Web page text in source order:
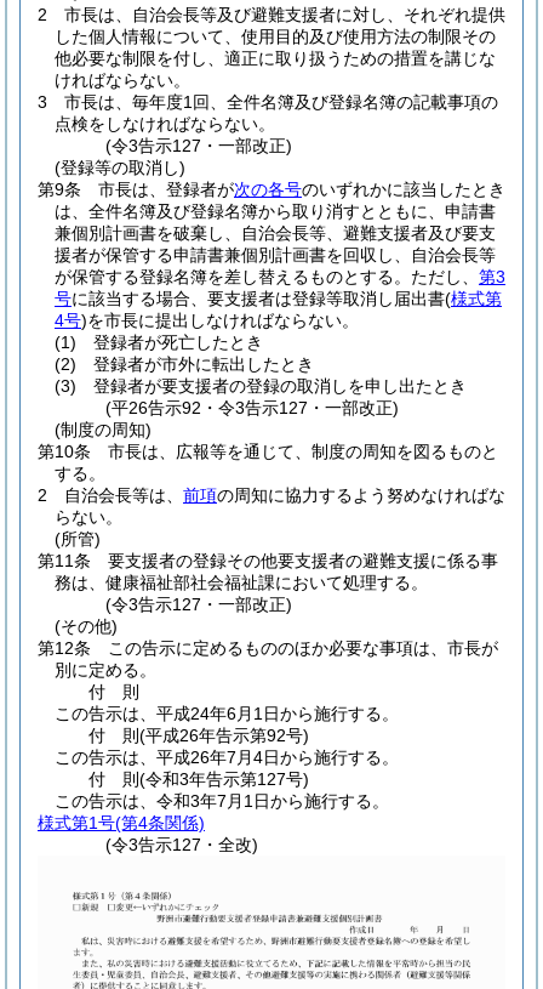
2
市長は、自治会長等及び避難支援者に対し、それぞれ提供
した個人情報について、使用目的及び使用方法の制限その
他必要な制限を付し、適正に取り扱うための措置を講じな
ければならない。
3
市長は、毎年度1回、全件名簿及び登録名簿の記載事項の
点検をしなければならない。
(令3告示127・一部改正)
(登録等の取消し)
第9条
市長は、登録者が次の各号のいずれかに該当したとき
は、全件名簿及び登録名簿から取り消すとともに、申請書
兼個別計画書を破棄し、自治会長等、避難支援者及び要支
援者が保管する申請書兼個別計画書を回収し、自治会長等
が保管する登録名簿を差し替えるものとする。 ただし、 第3
号に該当する場合、要支援者は登録等取消し届出書(様式第
4号)を市長に提出しなければならない。
(1)
登録者が死亡したとき
(2)
登録者が市外に転出したとき
(3)
登録者が要支援者の登録の取消しを申し出たとき
(平26告示92・令3告示127・一部改正)
(制度の周知)
第10条
市長は、広報等を通じて、制度の周知を図るものと
する。
2
自治会長等は、 前項の周知に協力するよう努めなければな
らない。
(所管)
第11条
要支援者の登録その他要支援者の避難支援に係る事
務は、健康福祉部社会福祉課において処理する。
(令3告示127・一部改正)
(その他)
第12条
この告示に定めるもののほか必要な事項は、市長が
別に定める。
付 則
この告示は、平成24年6月1日から施行する。
付 則(平成26年告示第92号)
この告示は、平成26年7月4日から施行する。
付 則(令和3年告示第127号)
この告示は、令和3年7月1日から施行する。
様式第1号(第4条関係)
(令3告示127・全改)